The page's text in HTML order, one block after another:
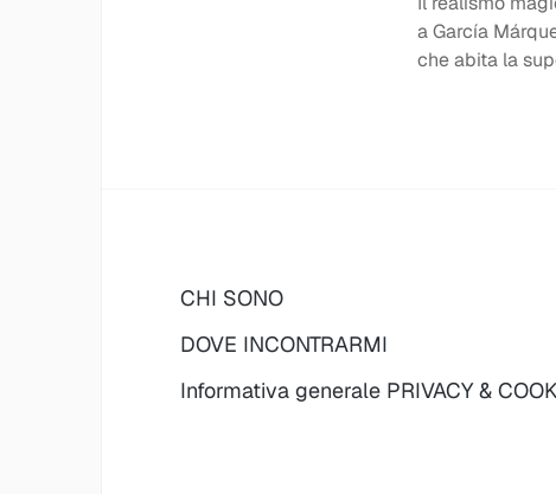
a García
che abita la
CHI SONO
DOVE INCONTRARMI
Informativa generale PRIVACY &